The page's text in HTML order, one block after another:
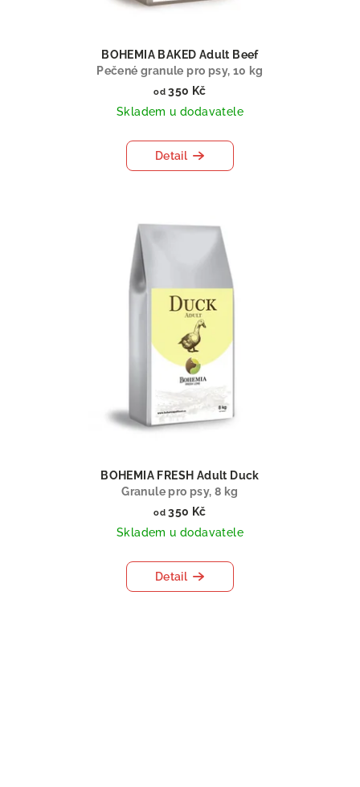
BOHEMIA BAKED Adult Beef
Pečené granule pro psy, 10 kg
od 350 Kč
Skladem u dodavatele
Detail
BOHEMIA FRESH Adult Duck
Granule pro psy, 8 kg
od 350 Kč
Skladem u dodavatele
Detail